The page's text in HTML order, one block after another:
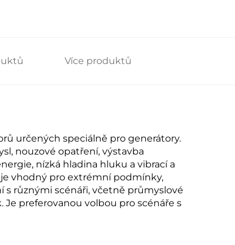
Více produktů
určených speciálně pro generátory.
nouzové opatření, výstavba
nízká hladina hluku a vibrací a
vhodný pro extrémní podmínky,
s různými scénáři, včetně průmyslové
preferovanou volbou pro scénáře s